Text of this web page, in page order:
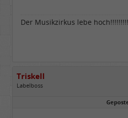
Der Musikzirkus lebe
Triskell
Labelboss